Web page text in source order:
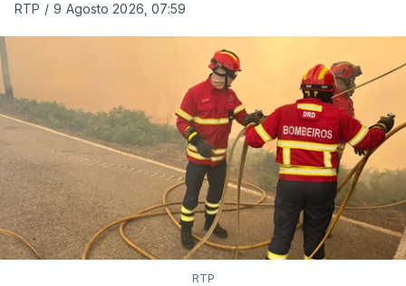
RTP / 9 Agosto 2026, 07:59
RTP